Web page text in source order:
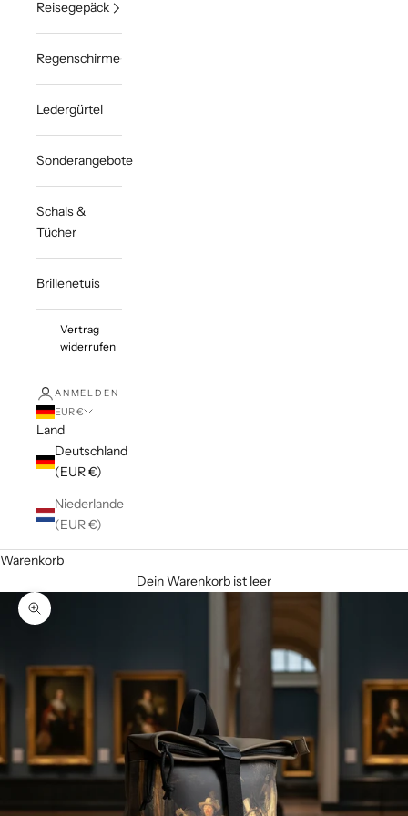
Reisegepäck
Regenschirme
Ledergürtel
Sonderangebote
Schals &
Tücher
Brillenetuis
Vertrag
widerrufen
ANMELDEN
EUR €
Land
Deutschland
(EUR €)
Niederlande
(EUR €)
Warenkorb
Dein Warenkorb ist leer
Bild vergrößern